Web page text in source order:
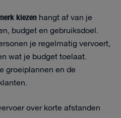
kiezen hangt af van je
budget en gebruiksdoel.
je regelmatig vervoert,
wat je budget toelaat.
groeiplannen en de
over korte afstanden